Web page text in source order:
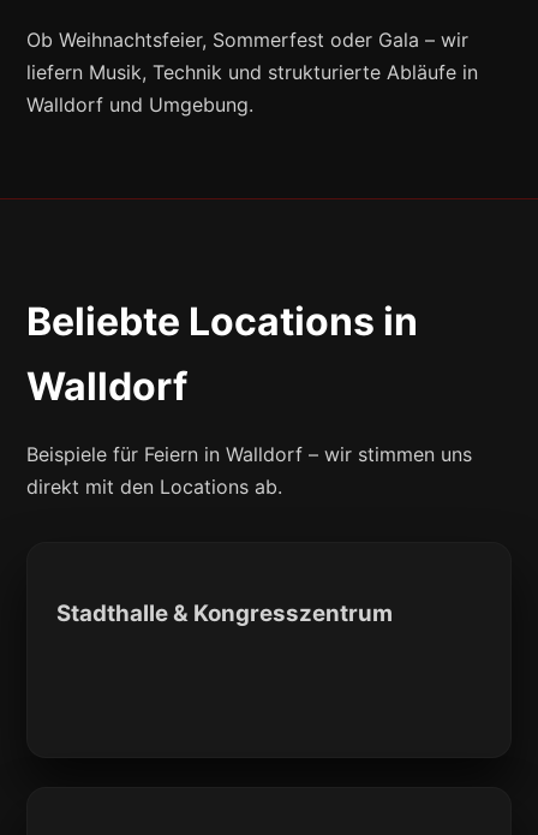
Ob Weihnachtsfeier, Sommerfest oder Gala – wir
liefern Musik, Technik und strukturierte Abläufe in
Walldorf und Umgebung.
Beliebte Locations in
Walldorf
Beispiele für Feiern in Walldorf – wir stimmen uns
direkt mit den Locations ab.
Stadthalle & Kongresszentrum